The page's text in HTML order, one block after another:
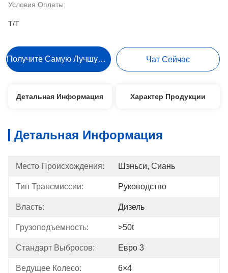
Условия Оплаты:
Т/Т
Получите Самую Лучшую Цену Чат Сейчас
Детальная Информация Характер Продукции
Детальная Информация
Место Происхождения: Шэньси, Сиань
Тип Трансмиссии: Руководство
Власть: Дизель
Грузоподъемность: >50t
Стандарт Выбросов: Евро 3
Ведущее Колесо: 6×4